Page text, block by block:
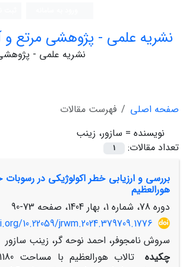
نشریه علمی - پژوهشی مرتع و
نشریه علمی -
صفحه اصلی
فهرست مقالات
نویسنده = سازور، زینب
تعداد مقالات:
1
بررسی و ارزیابی خطر اکولوژیکی در
هورالعظیم
دوره 78، شماره 1، بهار 1404، صفحه
73-90
10.22059/jrwm.2024.379709.1776
سروش نامجوفر، احمد نوحه گر، زینب سازور
چکیده